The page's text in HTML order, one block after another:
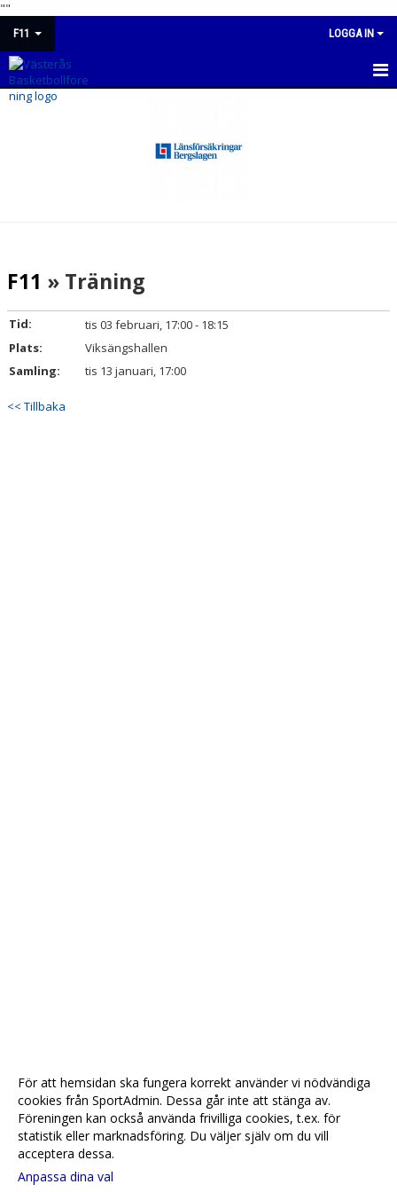
""
F11 LOGGA IN
F11
KONTAKT
F11 » Träning
Tid:
tis 03 februari, 17:00 - 18:15
Plats:
Viksängshallen
Samling:
tis 13 januari, 17:00
<< Tillbaka
För att hemsidan ska fungera korrekt använder vi nödvändiga
cookies från SportAdmin. Dessa går inte att stänga av.
Föreningen kan också använda frivilliga cookies, t.ex. för
statistik eller marknadsföring. Du väljer själv om du vill
acceptera dessa.
Anpassa dina val